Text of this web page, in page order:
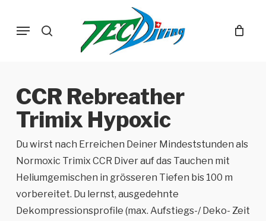
search
Menu
CCR Rebreather
Trimix Hypoxic
Du wirst nach Erreichen Deiner Mindeststunden als
Normoxic Trimix CCR Diver auf das Tauchen mit
Heliumgemischen in grösseren Tiefen bis 100 m
vorbereitet. Du lernst, ausgedehnte
Dekompressionsprofile (max. Aufstiegs-/ Deko- Zeit